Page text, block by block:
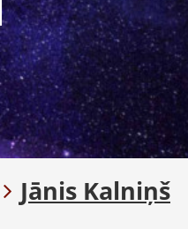
Jānis Kalniņš